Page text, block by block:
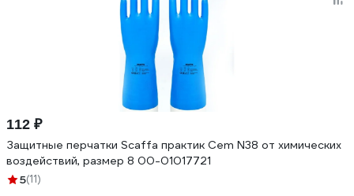
112 ₽
Защитные перчатки Scaffa практик Cem N38 от химических
воздействий, размер 8 00-01017721
5(11)